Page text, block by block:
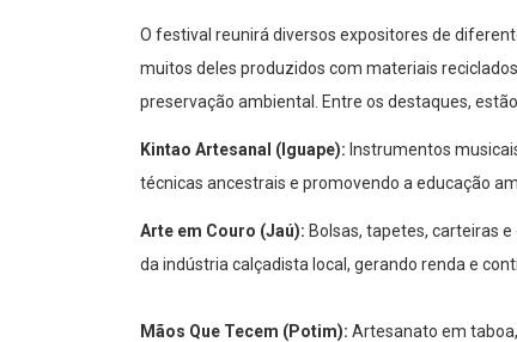
O festival reunirá diversos expositores de
muitos deles produzidos com materiais
preservação ambiental. Entre os destaques,
Kintao Artesanal (Iguape): Instrumentos
técnicas ancestrais e promovendo a educação
Arte em Couro (Jaú): Bolsas, tapetes, carteiras
da indústria calçadista local, gerando renda e
Mãos Que Tecem (Potim): Artesanato em